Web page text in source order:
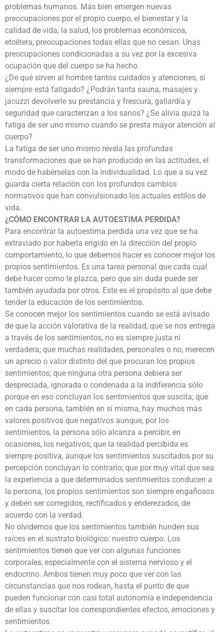
problemas humanos. Más bien emergen nuevas
preocupaciones por el propio cuerpo, el bienestar y la
calidad de vida, la salud, los problemas económicos,
etcétera; preocupaciones todas ellas que no cesan. Unas
preocupaciones condicionadas a su vez por la excesiva
ocupación que del cuerpo se ha hecho.
¿De qué sirven al hombre tantos cuidados y atenciones, si
siempre está fatigado? ¿Podrán tanta sauna, masajes y
jacuzzi devolverle su prestancia y frescura, gallardía y
seguridad que caracterizan a los sanos? ¿Se alivia quizá la
fatiga de ser uno mismo cuando se presta mayor atención al
cuerpo?
La fatiga de ser uno mismo revela las profundas
transformaciones que se han producido en las actitudes, el
modo de habérselas con la individualidad. Lo que a su vez
guarda cierta relación con los profundos cambios
normativos que han convulsionado los actuales estilos de
vida.
¿CÓMO ENCONTRAR LA AUTOESTIMA PERDIDA?
Para encontrar la autoestima perdida una vez que se ha
extraviado por haberla erigido en la dirección del propio
comportamiento, lo que debemos hacer es conocer mejor los
propios sentimientos. Es una tarea personal que cada cual
debe hacer como le plazca, pero que sin duda puede ser
también ayudada por otros. Este es el propósito al que debe
tender la educación de los sentimientos.
Se conocen mejor los sentimientos cuando se está avisado
de que la acción valorativa de la realidad, que se nos entrega
a través de los sentimientos, no es siempre justa ni
verdadera; que muchas realidades, personales o no, merecen
un aprecio o valor distinto del que procuran los propios
sentimientos; que ninguna otra persona debiera ser
despreciada, ignorada o condenada a la indiferencia sólo
porque en eso concluyan los sentimientos que suscita; que
en cada persona, también en sí misma, hay muchos más
valores positivos que negativos aunque, por los
sentimientos, la persona sólo alcanza a percibir, en
ocasiones, los negativos; que la realidad percibida es
siempre positiva, aunque los sentimientos suscitados por su
percepción concluyan lo contrario; que por muy vital que sea
la experiencia a que determinados sentimientos conducen a
la persona, los propios sentimientos son siempre engañosos
y deben ser corregidos, rectificados y enderezados, de
acuerdo con la verdad.
No olvidemos que los sentimientos también hunden sus
raíces en el sustrato biológico: nuestro cuerpo. Los
sentimientos tienen que ver con algunas funciones
corporales, especialmente con el sistema nervioso y el
endocrino. Ambos tienen muy poco que ver con las
circunstancias que nos rodean, hasta el punto de que
pueden funcionar con casi total autonomía e independencia
de ellas y suscitar los correspondientes efectos, emociones y
sentimientos.